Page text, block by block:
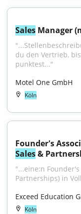
Sales Manager
du den Vertrieb,
punktest..."
Motel One GmbH
Köln
Sales &
"...eine:n
Partnerships) in
Exceed Education
Köln